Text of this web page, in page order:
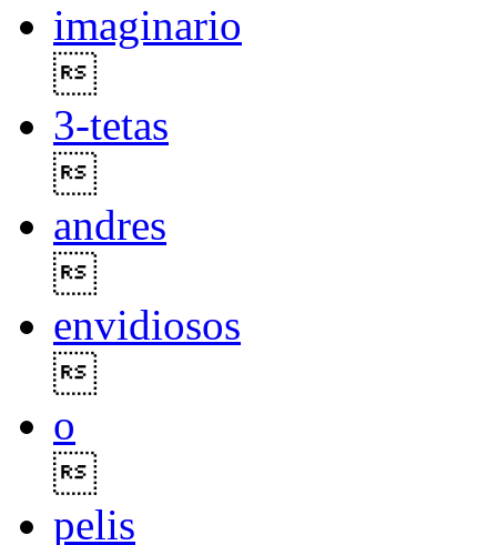
imaginario
3-tetas
andres
envidiosos
o
pelis